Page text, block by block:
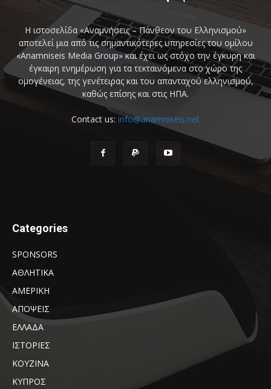
Η ιστοσελίδα «Αναμνήσεις – Πάνθεον του Ελληνισμού»
αποτελεί μια από τις σημαντικότερες υπηρεσίες του ομίλου
«Anamniseis Media Group» και έχει ως στόχο την έγκυρη και
έγκαιρη ενημέρωση για τα τεκταινόμενα στο χώρο της
ομογένειας, της γενέτειρας και του απανταχού ελληνισμού,
καθώς επίσης και στις ΗΠΑ.
Contact us: info@anamniseis.net
Categories
SPONSORS
ΑΘΛΗΤΙΚΑ
ΑΜΕΡΙΚΗ
ΑΠΟΨΕΙΣ
ΕΛΛΑΔΑ
ΙΣΤΟΡΙΕΣ
ΚΟΥΖΙΝΑ
ΚΥΠΡΟΣ